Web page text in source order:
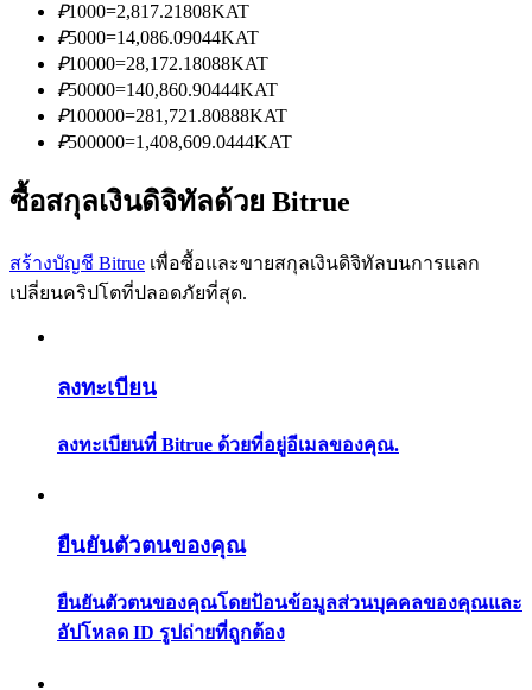
การวิเคราะห์ข้อมูลขนาดใหญ่ รวมถึงข้อมูลการค้า ฯลฯ
แนะนำ
เรียนรู้วิธีการรักษาผลกำไร
₽1000=2,817.21808KAT
₽5000=14,086.09044KAT
₽10000=28,172.18088KAT
₽50000=140,860.90444KAT
₽100000=281,721.80888KAT
₽500000=1,408,609.0444KAT
ซื้อสกุลเงินดิจิทัลด้วย Bitrue
สร้างบัญชี Bitrue เพื่อซื้อและขายสกุลเงินดิจิทัลบนการแลก
เปลี่ยนคริปโตที่ปลอดภัยที่สุด.
ลงทะเบียน
ลงทะเบียนที่ Bitrue ด้วยที่อยู่อีเมลของคุณ.
ยืนยันตัวตนของคุณ
ยืนยันตัวตนของคุณโดยป้อนข้อมูลส่วนบุคคลของคุณและ
อัปโหลด ID รูปถ่ายที่ถูกต้อง